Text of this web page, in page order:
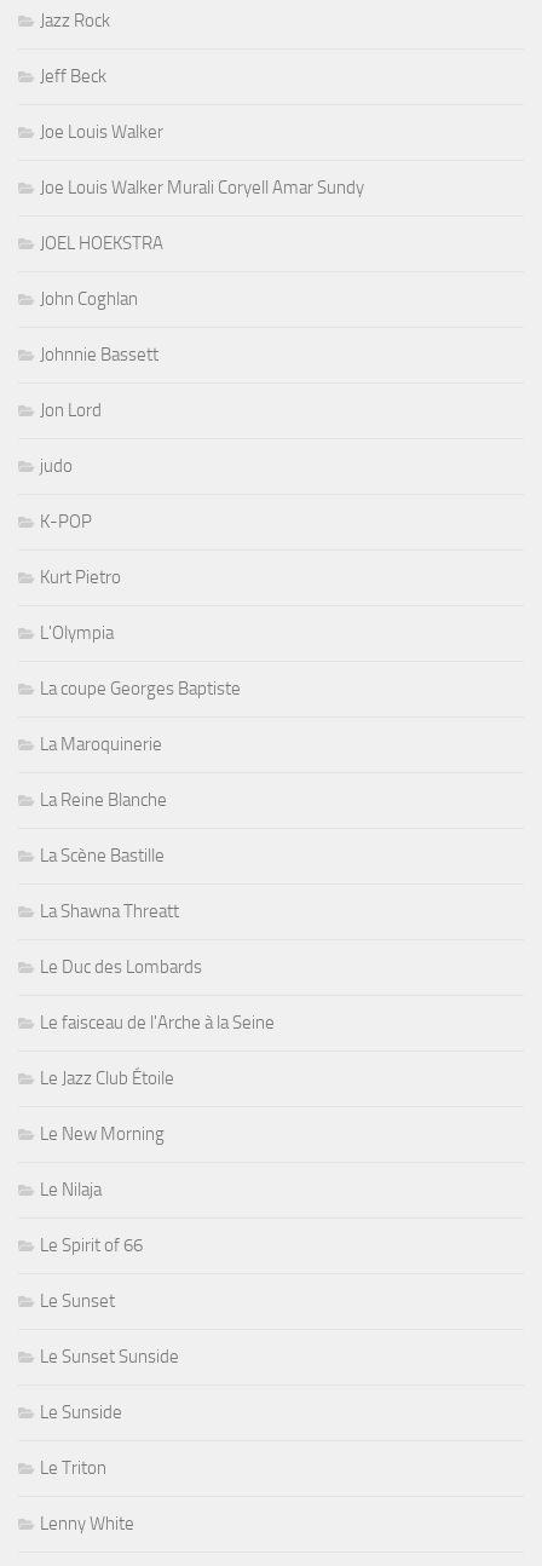
Jazz Rock
Jeff Beck
Joe Louis Walker
Joe Louis Walker Murali Coryell Amar Sundy
JOEL HOEKSTRA
John Coghlan
Johnnie Bassett
Jon Lord
judo
K-POP
Kurt Pietro
L'Olympia
La coupe Georges Baptiste
La Maroquinerie
La Reine Blanche
La Scène Bastille
La Shawna Threatt
Le Duc des Lombards
Le faisceau de l'Arche à la Seine
Le Jazz Club Étoile
Le New Morning
Le Nilaja
Le Spirit of 66
Le Sunset
Le Sunset Sunside
Le Sunside
Le Triton
Lenny White